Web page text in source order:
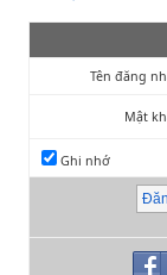
Tên đăng
Mật
Ghi nhớ